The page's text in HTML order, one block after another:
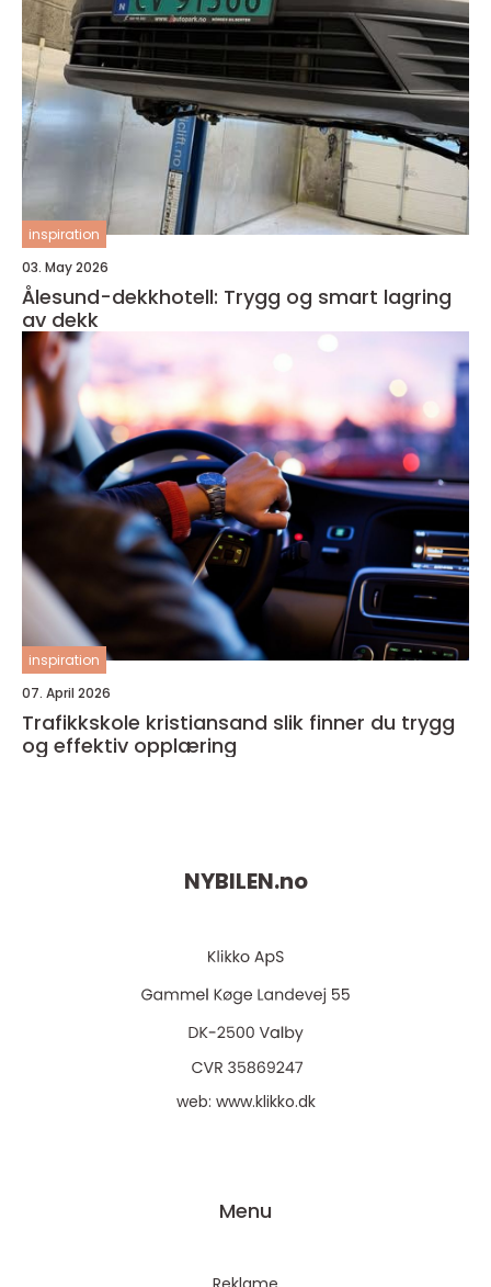
inspiration
03. May 2026
Ålesund-dekkhotell: Trygg og smart lagring
av dekk
inspiration
07. April 2026
Trafikkskole kristiansand slik finner du trygg
og effektiv opplæring
NYBILEN.no
web: www.klikko.dk
Menu